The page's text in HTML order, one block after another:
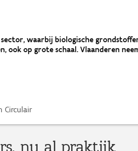
waarbij biologische
ook op grote schaal. Vlaanderen
Circulair
nu al praktijk